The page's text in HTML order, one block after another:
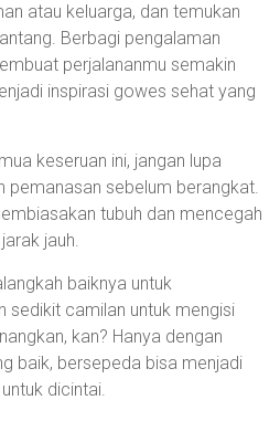
atau keluarga, dan temukan
Berbagi pengalaman
perjalananmu semakin
inspirasi gowes sehat yang
keseruan ini, jangan lupa
pemanasan sebelum berangkat.
tubuh dan mencegah
jauh.
baiknya untuk
sedikit camilan untuk mengisi
kan? Hanya dengan
baik, bersepeda bisa menjadi
dicintai.